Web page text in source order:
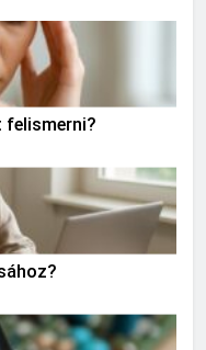
felismerni?